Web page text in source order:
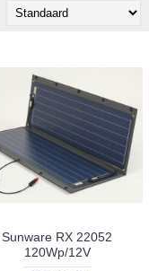
Sunware RX 22052
120Wp/12V